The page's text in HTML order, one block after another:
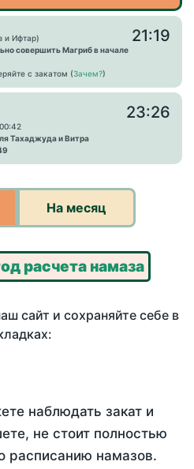
и Ифтар)
совершить Магриб в начале
с закатом (Зачем?)
21:19
00:42
Тахаджуда и Витра
23:26
На месяц
расчета намаза
сайт и сохраняйте себе в
наблюдать закат и
не стоит полностью
расписанию намазов.